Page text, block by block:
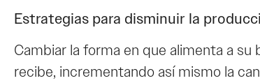
Estrategias para disminuir la
Cambiar la forma en que alimenta a
recibe, incrementando así mismo la